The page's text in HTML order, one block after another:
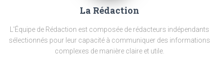
La Rédaction
L'Équipe de Rédaction est composée de rédacteurs indépendants
sélectionnés pour leur capacité à communiquer des informations
complexes de manière claire et utile.